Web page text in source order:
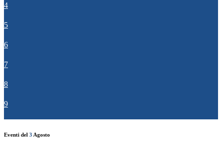
4
5
6
7
8
9
Eventi del 3 Agosto